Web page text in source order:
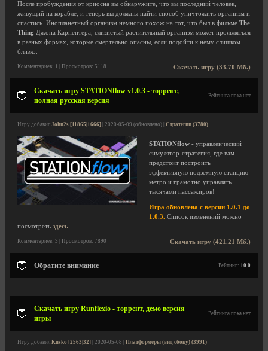
После пробуждения от криосна вы обнаружите, что вы последний человек,
живущий на корабле, и теперь вы должны найти способ уничтожить организм и
спастись. Инопланетный организм немного похож на тот, что был в фильме The
Thing Джона Карпентера, слизистый растительный организм может проявляться
в разных формах, которые смертельно опасны, если подойти к нему слишком
близко.
Скачать игру (33.70 Мб.)
Комментариев: 1 | Просмотров: 5118
Скачать игру STATIONflow v1.0.3 - торрент,
полная русская версия
Рейтинга пока нет
Игру добавил John2s [11865|1666] | 2020-05-09 (обновлено) | Стратегии (3780)
STATIONflow - управленческий
симулятор-стратегия, где вам
предстоит построить
эффективную подземную станцию
метро и грамотно управлять
тысячами пассажиров!
Игра обновлена с версии 1.0.1 до
1.0.3. Список изменений можно
посмотреть здесь
Скачать игру (421.21 Мб.)
Комментариев: 3 | Просмотров: 7890
Обратите внимание Рейтинг: 10.0
Скачать игру Runflexio - торрент, демо версия
игры
Рейтинга пока нет
Игру добавил Kusko [2563|32] | 2020-05-08 | Платформеры (вид сбоку) (3991)